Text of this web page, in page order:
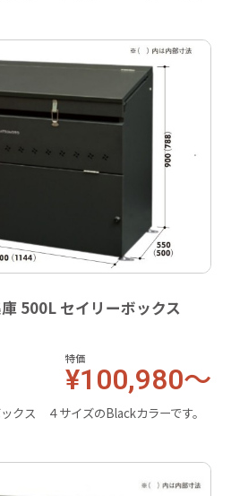
500L セイリーボックス
特価
¥100,980～
クス ４サイズのBlackカラーです。